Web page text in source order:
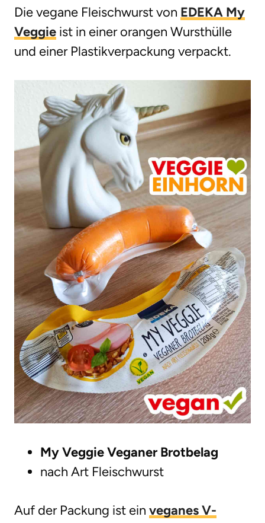
Die vegane Fleischwurst von EDEKA My
Veggie ist in einer orangen Wursthülle
und einer Plastikverpackung verpackt.
My Veggie Veganer Brotbelag
nach Art Fleischwurst
Auf der Packung ist ein veganes V-